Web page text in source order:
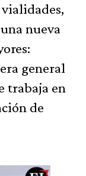
nueva
general
trabaja en
de